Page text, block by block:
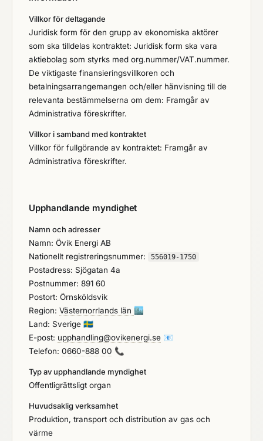
Villkor för deltagande
Juridisk form för den grupp av ekonomiska aktörer
som ska tilldelas kontraktet: Juridisk form ska vara
aktiebolag som styrks med org.nummer/VAT.nummer.
De viktigaste finansieringsvillkoren och
betalningsarrangemangen och/eller hänvisning till de
relevanta bestämmelserna om dem: Framgår av
Administrativa föreskrifter.
Villkor i samband med kontraktet
Villkor för fullgörande av kontraktet: Framgår av
Administrativa föreskrifter.
Upphandlande myndighet
Namn och adresser
Namn: Övik Energi AB
Nationellt registreringsnummer:
556019-1750
Postadress: Sjögatan 4a
Postnummer: 891 60
Postort: Örnsköldsvik
Region: Västernorrlands län 🏙️
Land: Sverige 🇸🇪
E-post: upphandling@ovikenergi.se 📧
Telefon: 0660-888 00 📞
Typ av upphandlande myndighet
Offentligrättsligt organ
Huvudsaklig verksamhet
Produktion, transport och distribution av gas och
värme